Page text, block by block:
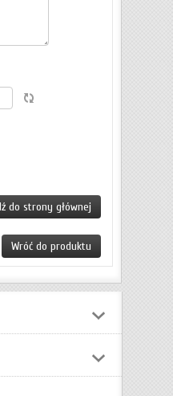
do strony głównej
Wróć do produktu